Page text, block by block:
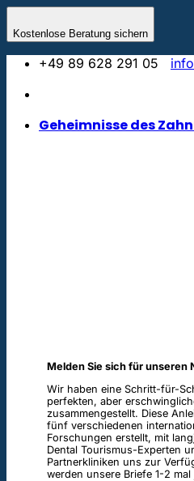
Kostenlose Beratung sichern
+49 89 628 291 05
Geheimnisse des
Melden Sie sich für unseren
Wir haben eine Schritt-für-
perfekten, aber
zusammengestellt. Diese
fünf verschiedenen
Forschungen erstellt, mit
Dental Tourismus-Experten
Partnerkliniken uns zur
werden unsere Briefe 1-2